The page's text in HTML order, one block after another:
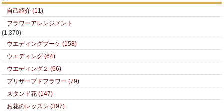
自己紹介 (11)
フラワーアレンジメント
(1,370)
ウエディングブーケ (158)
ウエディング (64)
ウエディング２ (66)
プリザーブドフラワー (79)
スタンド花 (147)
お花のレッスン (397)